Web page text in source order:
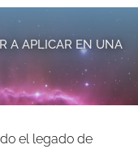
A APLICAR EN UNA
el legado de